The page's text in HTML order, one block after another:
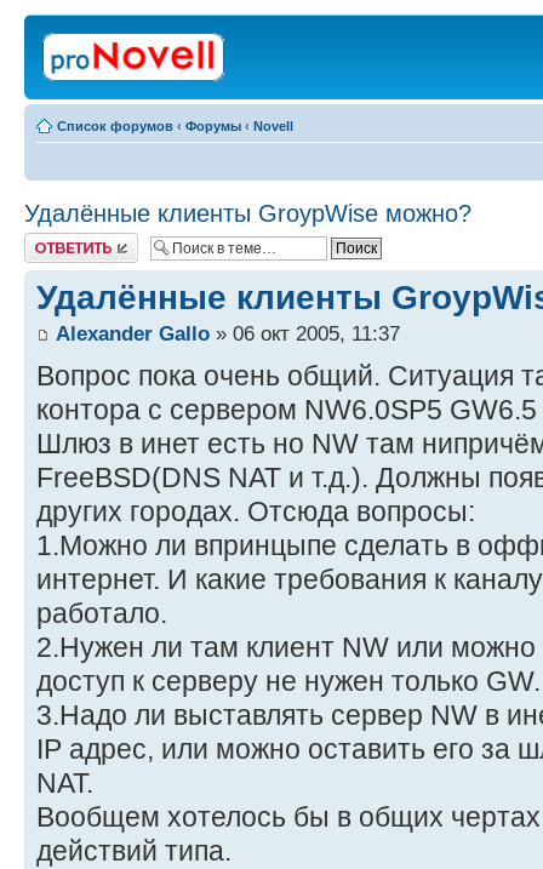
Список форумов ‹ Форумы ‹ Novell
Удалённые клиенты GroypWise можно?
Ответить
Удалённые клиенты
Alexander Gallo » 06 окт 2005, 11:37
Вопрос пока очень общий. Ситуация
контора с сервером NW6.0SP5 GW6.5
Шлюз в инет есть но NW там
FreeBSD(DNS NAT и т.д.). Должны
других городах. Отсюда вопросы:
1.Можно ли впринцыпе сделать в
интернет. И какие требования к
работало.
2.Нужен ли там клиент NW или можно
доступ к серверу не нужен только GW.
3.Надо ли выставлять сервер NW в
IP адрес, или можно оставить его за
NAT.
Вообщем хотелось бы в общих
действий типа.